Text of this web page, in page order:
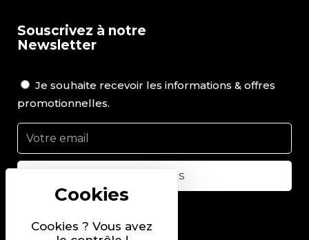
Cookies ? Vous avez
Souscrivez à notre
Newsletter
Je souhaite recevoir les informations & offres
promotionnelles.
Suivez-nous sur